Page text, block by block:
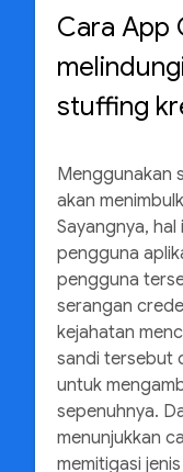
Cara App
stuffing
Menggunakan
akan
Sayangnya,
pengguna
pengguna
serangan
kejahatan
sandi tersebut
untuk
sepenuhnya.
menunjukkan
memitigasi